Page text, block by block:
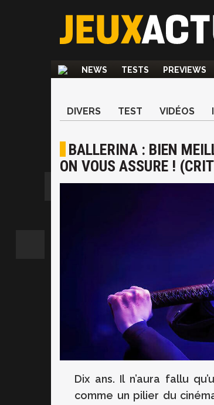
NEWS TESTS PREVIEWS
DIVERS TEST VIDÉOS
BALLERINA : BIEN
ON VOUS ASSURE !
Dix ans. Il n’aura fallu
comme un pilier du